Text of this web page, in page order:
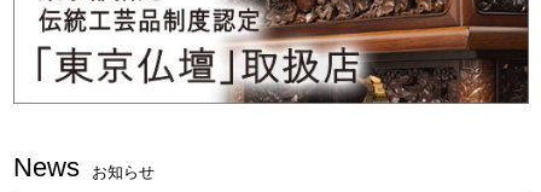
News お知らせ